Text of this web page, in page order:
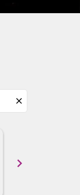
close
chevron_right